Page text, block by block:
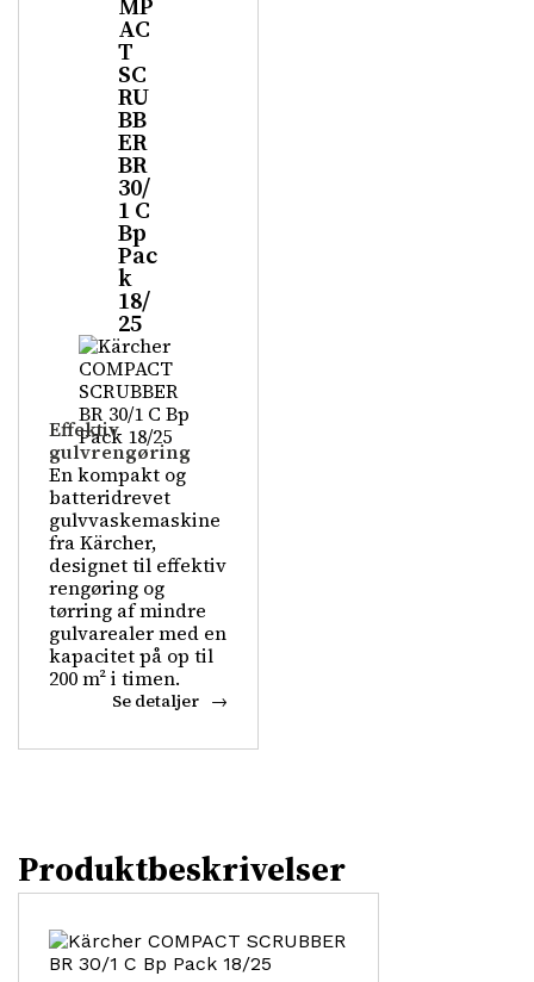
Effektiv
gulvrengøring
AC
T
SC
RU
BB
ER
BR
30/
1 C
Bp
Pac
k
18/
25
En kompakt og
batteridrevet
gulvvaskemaskine
fra Kärcher,
designet til effektiv
rengøring og
tørring af mindre
gulvarealer med en
kapacitet på op til
200 m² i timen.
Se detaljer
Produktbeskrivelser